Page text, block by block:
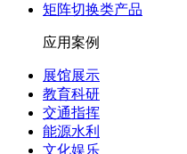
矩阵切换类产品
应用案例
展馆展示
教育科研
交通指挥
能源水利
文化娱乐